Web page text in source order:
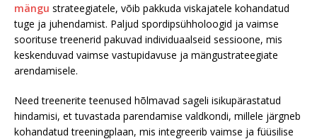
mängu strateegiatele, võib pakkuda viskajatele kohandatud
tuge ja juhendamist. Paljud spordipsühholoogid ja vaimse
soorituse treenerid pakuvad individuaalseid sessioone, mis
keskenduvad vaimse vastupidavuse ja mängustrateegiate
arendamisele.
Need treenerite teenused hõlmavad sageli isikupärastatud
hindamisi, et tuvastada parendamise valdkondi, millele järgneb
kohandatud treeningplaan, mis integreerib vaimse ja füüsilise